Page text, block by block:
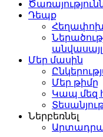
Դեպք
Մեր մասին
Մեր թիմը
Կապ մեզ
Ներբեռնել